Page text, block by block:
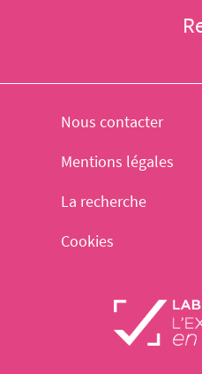
Nous contacter
Mentions légales
La recherche
Cookies